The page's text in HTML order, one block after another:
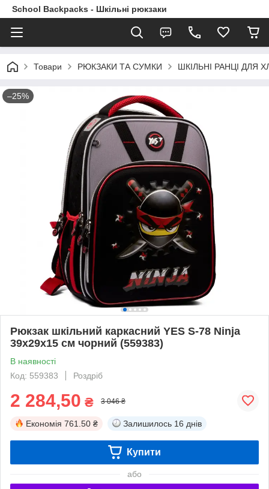
School Backpacks - Шкільні рюкзаки
Товари РЮКЗАКИ ТА СУМКИ ШКІЛЬНІ РАНЦІ ДЛЯ
–25%
Рюкзак шкільний каркасний YES S-78 Ninja
39х29х15 см чорний (559383)
В наявності
Код: 559383
Роздріб
2 284,50 ₴ 3 046 ₴
Економія 761.50 ₴ Залишилось 16 днів
Купити
або